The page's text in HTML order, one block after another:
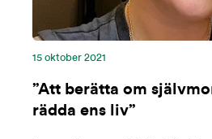
15 oktober 2021
”Att berätta om
rädda ens liv”